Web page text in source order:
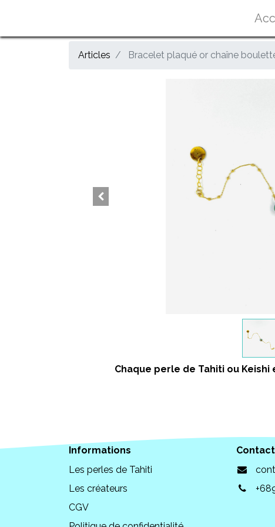
Articles Bracelet plaqué or chaîne
Chaque perle de Tahiti ou
Informations
Les perles de Tahiti
Les créateurs
CGV
Contact